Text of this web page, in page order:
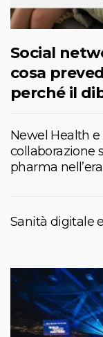
Social
cosa
perché il
Newel Health
collaborazione
pharma
Sanità digitale